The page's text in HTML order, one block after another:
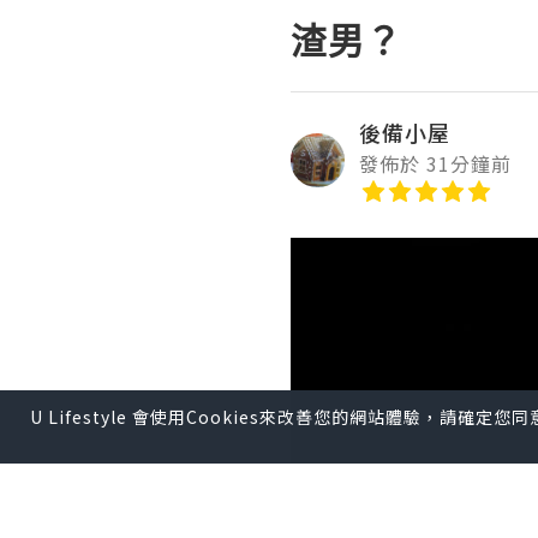
渣男？
後備小屋
發佈於 31分鐘前
U Lifestyle 會使用Cookies來改善您的網站體驗，請確定您同